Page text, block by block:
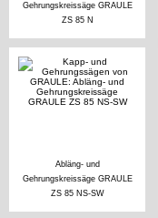
Gehrungskreissäge GRAULE
ZS 85 N
Abläng- und
Gehrungskreissäge GRAULE
ZS 85 NS-SW